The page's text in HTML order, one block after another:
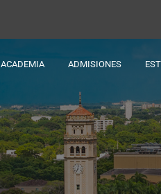
ACADEMIA ADMISIONES